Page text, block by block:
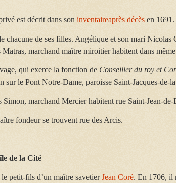
est décrit dans son inventaireaprès décès en 1691.
chacune de ses filles. Angélique et son mari Nicolas
marchand maître miroitier habitent dans
qui exerce la fonction de Conseiller du roy et
sur le Pont Notre-Dame, paroisse Saint-Jacques-de-
Simon, marchand Mercier habitent rue Saint-Jean-de-
fondeur se trouvent rue des Arcis.
de la Cité
le petit-fils d’un maître savetierJean Coré. En 1706, il